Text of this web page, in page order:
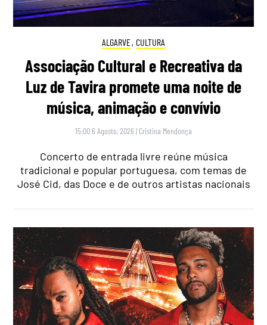
ALGARVE, CULTURA
Associação Cultural e Recreativa da
Luz de Tavira promete uma noite de
música, animação e convívio
15:00 6 Agosto, 2026 | Cristina Mendonça
Concerto de entrada livre reúne música
tradicional e popular portuguesa, com temas de
José Cid, das Doce e de outros artistas nacionais